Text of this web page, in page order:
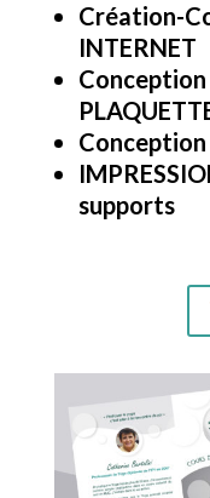
Création-
INTERNET
Conception
Conception
supports